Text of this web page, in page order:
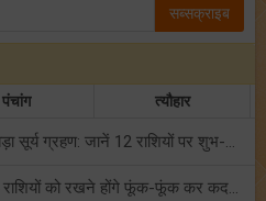
सब्सक्राइब
पंचांग त्यौहार
कर्क राशि में लगेगा साल का दूसरा बड़ा सूर्य ग्रहण: जानें 12 राशियों पर शुभ-अशुभ प्रभाव!
कर्क राशि में बुध के प्रवेश से, इन 4 राशियों को रखने होंगे फूंक-फूंक कर कदम!